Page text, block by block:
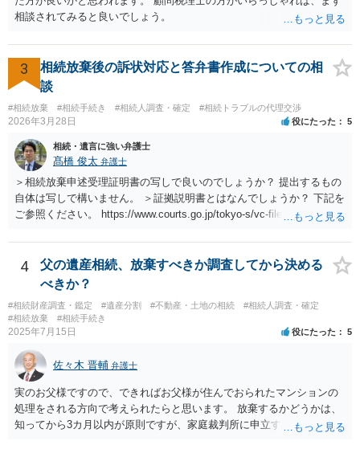
相談されてみると良いでしょう。
3
相続放棄後の訴状対応と答弁書作成についての相
談
#相続放棄 #相続手続き #相続人調査・確定 #相続トラブルの代理交渉
2026年3月28日 役にたった 5
相続・遺言に強い弁護士
髙橋 俊太 弁護士
＞相続放棄申述受理証明書の写しで良いのでしょうか？ 提出するもの
自体は写しで構いません。 ＞証拠説明書とはなんでしょうか？ 下記を
ご参照ください。 https://www.courts.go.jp/tokyo-s/vc-files/tokyo-s/file/
4
父の遺産相続、放棄すべきか調査してから決める
べきか？
#相続財産調査・鑑定 #遺産分割 #不動産・土地の相続
#相続人調査・確定
#相続放棄
#相続手続き
2025年7月15日 役にたった 5
佐々木 晋輔 弁護士
実のお父様ですので、できればお父様が住んでおられたマンションの
処理をされる方向で考えられたらと思います。 放棄するかどうかは、
知ってから3カ月以内が原則ですが、家庭裁判所に申立すれば3カ月の